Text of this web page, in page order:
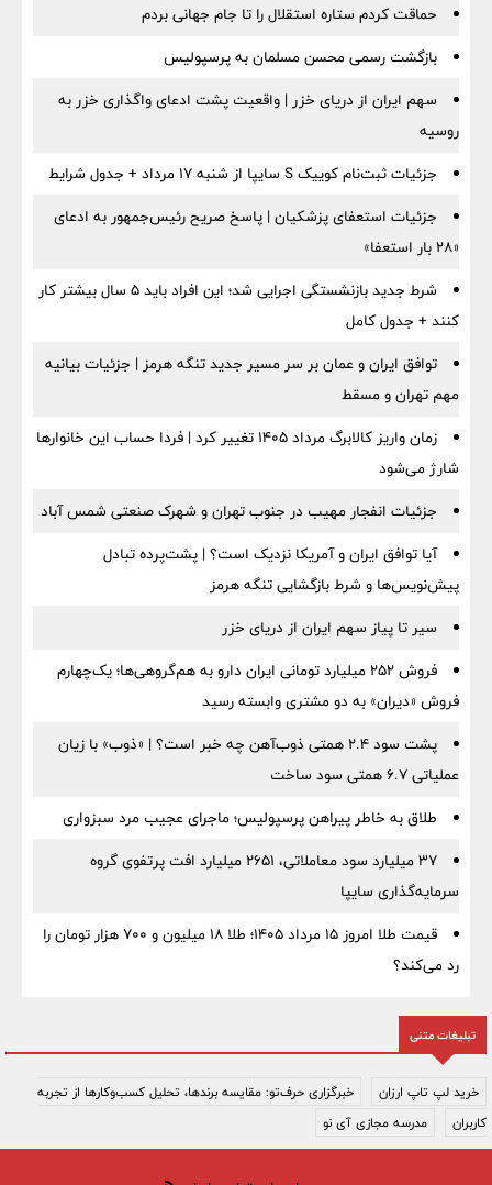
حماقت کردم ستاره استقلال را تا جام جهانی بردم
بازگشت رسمی محسن مسلمان به پرسپولیس
سهم ایران از دریای خزر | واقعیت پشت ادعای واگذاری خزر به
روسیه
جزئیات ثبت‌نام کوییک S سایپا از شنبه ۱۷ مرداد + جدول شرایط
جزئیات استعفای پزشکیان | پاسخ صریح رئیس‌جمهور به ادعای
«۲۸ بار استعفا»
شرط جدید بازنشستگی اجرایی شد؛ این افراد باید ۵ سال بیشتر کار
کنند + جدول کامل
توافق ایران و عمان بر سر مسیر جدید تنگه هرمز | جزئیات بیانیه
مهم تهران و مسقط
زمان واریز کالابرگ مرداد ۱۴۰۵ تغییر کرد | فردا حساب این خانوارها
شارژ می‌شود
جزئیات انفجار مهیب در جنوب تهران و شهرک صنعتی شمس آباد
آیا توافق ایران و آمریکا نزدیک است؟ | پشت‌پرده تبادل
پیش‌نویس‌ها و شرط بازگشایی تنگه هرمز
سیر تا پیاز سهم ایران از دریای خزر
فروش ۲۵۲ میلیارد تومانی ایران دارو به هم‌گروهی‌ها؛ یک‌چهارم
فروش «دیران» به دو مشتری وابسته رسید
پشت سود ۲.۴ همتی ذوب‌آهن چه خبر است؟ | «ذوب» با زیان
عملیاتی ۶.۷ همتی سود ساخت
طلاق به خاطر پیراهن پرسپولیس؛ ماجرای عجیب مرد سبزواری
۳۷ میلیارد سود معاملاتی، ۲۶۵۱ میلیارد افت پرتفوی گروه
سرمایه‌گذاری سایپا
قیمت طلا امروز ۱۵ مرداد ۱۴۰۵؛ طلا ۱۸ میلیون و ۷۰۰ هزار تومان را
رد می‌کند؟
تبلیغات متنی
خرید لپ تاپ ارزان
خبرگزاری حرف‌تو: مقایسه برندها، تحلیل کسب‌وکارها از تجربه
کاربران
مدرسه مجازی آی نو